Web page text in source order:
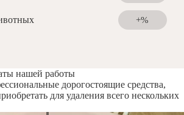
+%
нашей работы
дорогостоящие средства,
для удаления всего нескольких